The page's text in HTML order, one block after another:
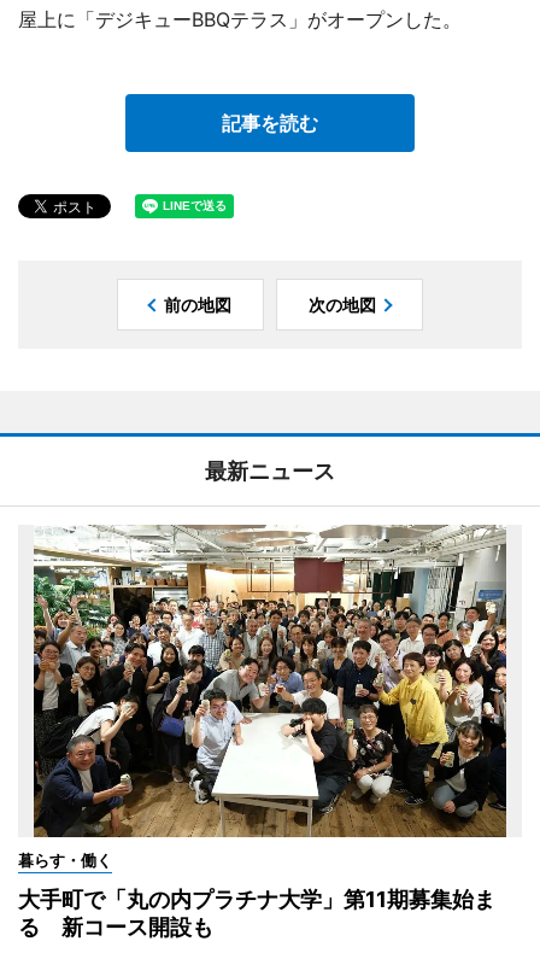
屋上に「デジキューBBQテラス」がオープンした。
記事を読む
前の地図 次の地図
最新ニュース
暮らす・働く
大手町で「丸の内プラチナ大学」第11期募集始ま
る 新コース開設も